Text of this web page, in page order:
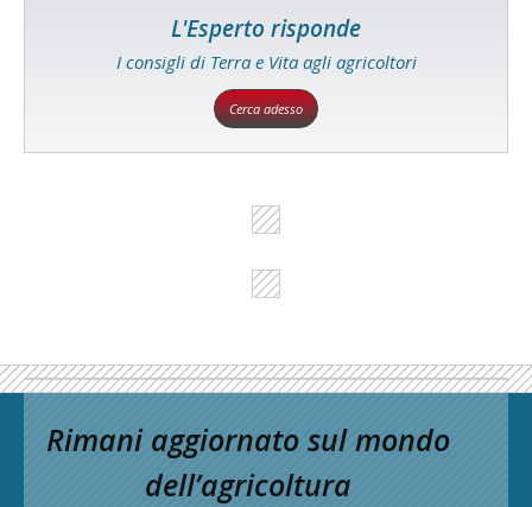
L'Esperto risponde
I consigli di Terra e Vita agli agricoltori
Cerca adesso
Rimani aggiornato sul mondo
dell’agricoltura